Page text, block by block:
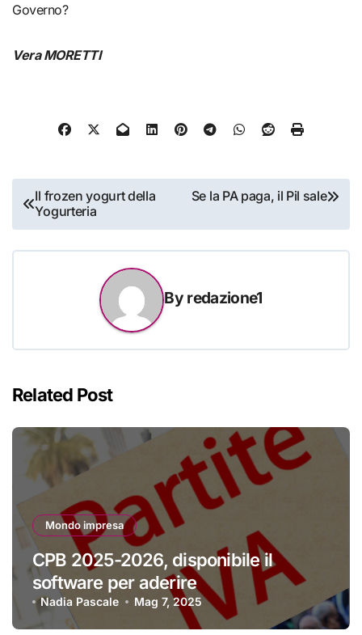
Governo?
Vera MORETTI
Navigazione
articoli
Il frozen yogurt della
Yogurteria
Se la PA paga, il Pil sale
By redazione1
Related Post
Mondo impresa
CPB 2025-2026, disponibile il
software per aderire
Nadia Pascale Mag 7, 2025